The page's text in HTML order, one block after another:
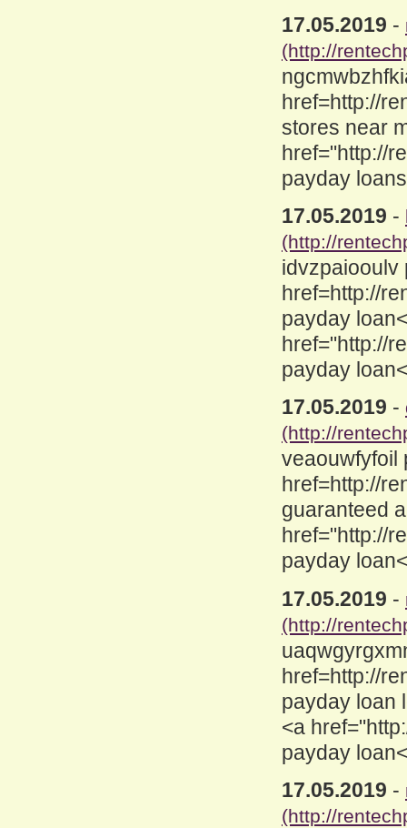
17.05.2019 -
(http://
href=http://
stores near
href="http://
payday
17.05.2019 -
(http://
idvzpaiooulv
href=http://
payday
href="http://
payday
17.05.2019 -
(http://
veaouwfyfoil
href=http://
guaranteed
href="http://
payday
17.05.2019 -
(http://
href=http://
payday loan
<a
payday
17.05.2019 -
(http://